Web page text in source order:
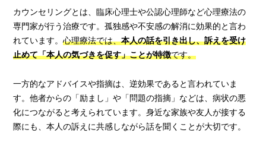
カウンセリングとは、臨床心理士や公認心理師など心理療法の
専門家が行う治療です。孤独感や不安感の解消に効果的と言わ
れています。心理療法では、本人の話を引き出し、訴えを受け
止めて「本人の気づきを促す」ことが特徴です。
一方的なアドバイスや指摘は、逆効果であると言われていま
す。他者からの「励まし」や「問題の指摘」などは、病状の悪
化につながると考えられています。身近な家族や友人が接する
際にも、本人の訴えに共感しながら話を聞くことが大切です。